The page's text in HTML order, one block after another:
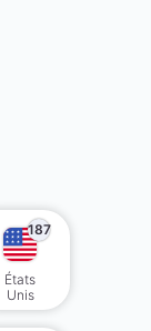
187
États
Unis